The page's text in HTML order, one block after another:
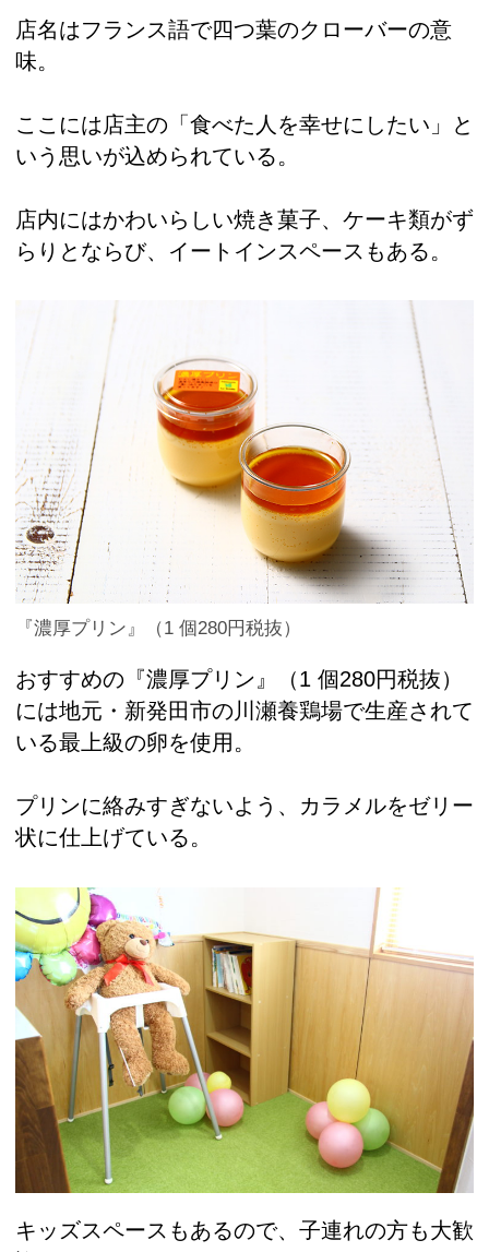
店名はフランス語で四つ葉のクローバーの意
味。
ここには店主の「食べた人を幸せにしたい」と
いう思いが込められている。
店内にはかわいらしい焼き菓子、ケーキ類がず
らりとならび、イートインスペースもある。
『濃厚プリン』（1 個280円税抜）
おすすめの『濃厚プリン』（1 個280円税抜）
には地元・新発田市の川瀬養鶏場で生産されて
いる最上級の卵を使用。
プリンに絡みすぎないよう、カラメルをゼリー
状に仕上げている。
キッズスペースもあるので、子連れの方も大歓